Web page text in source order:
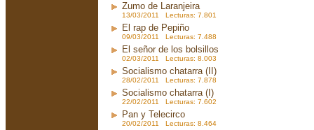
Zumo de Laranjeira
13/03/2011 Lecturas: 7.801
El rap de Pepiño
09/03/2011 Lecturas: 7.488
El señor de los bolsillos
02/03/2011 Lecturas: 8.003
Socialismo chatarra (II)
28/02/2011 Lecturas: 7.878
Socialismo chatarra (I)
22/02/2011 Lecturas: 7.602
Pan y Telecirco
20/02/2011 Lecturas: 8.464